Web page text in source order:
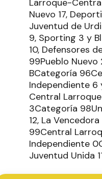
Larroque-
Nuevo 17,
Juventud de
9, Sporting 3 y
10, Defensores
99Pueblo
BCategoría
Independiente 6
Central
3Categoría
12, La
99Central
Independiente
Juventud Unida